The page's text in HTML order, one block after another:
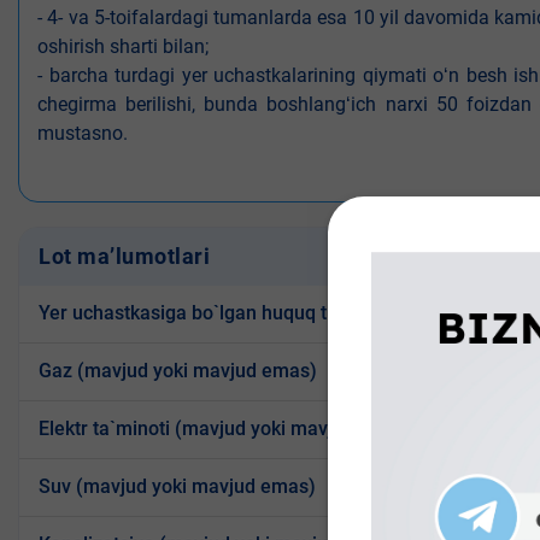
- 4- va 5-toifalardagi tumanlarda esa 10 yil davomida
oshirish sharti bilan;
- barcha turdagi yer uchastkalarining qiymati oʻn besh
chegirma berilishi, bunda boshlangʻich narxi 50
mustasno.
Lot ma’lumotlari
Yer uchastkasiga bo`lgan huquq turi Ijara
Gaz (mavjud yoki mavjud emas)
Elektr ta`minoti (mavjud yoki mavjud emas)
Suv (mavjud yoki mavjud emas) Mavjud